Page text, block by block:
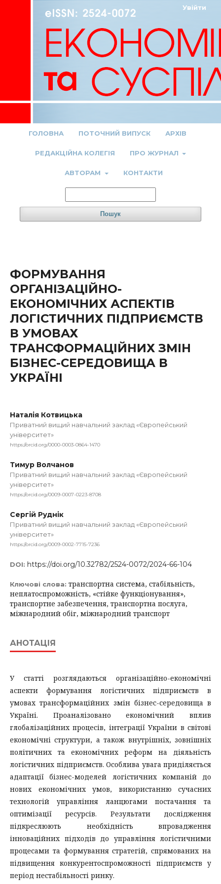
ГОЛОВНА ПОТОЧНИЙ ВИПУСК АРХІВ
РЕДАКЦІЙНА КОЛЕГІЯ ПРО ЖУРНАЛ
АВТОРАМ КОНТАКТИ
Пошук
Увійти
ФОРМУВАННЯ
ОРГАНІЗАЦІЙНО-
ЕКОНОМІЧНИХ АСПЕКТІВ
ЛОГІСТИЧНИХ ПІДПРИЄМСТВ
В УМОВАХ
ТРАНСФОРМАЦІЙНИХ ЗМІН
БІЗНЕС-СЕРЕДОВИЩА В
УКРАЇНІ
Наталія Котвицька
Приватний вищий навчальний заклад «Європейський
університет»
https://orcid.org/0000-0003-0864-1470
Тимур Волчанов
Приватний вищий навчальний заклад «Європейський
університет»
https://orcid.org/0009-0007-0223-8708
Сергій Руднік
Приватний вищий навчальний заклад «Європейський
університет»
https://orcid.org/0009-0002-7715-7236
DOI: https://doi.org/10.32782/2524-0072/2024-66-104
Ключові слова: транспортна система, стабільність,
неплатоспроможність, «стійке функціонування»,
транспортне забезпечення, транспортна послуга,
міжнародний обіг, міжнародний транспорт
АНОТАЦІЯ
У статті розглядаються організаційно-економічні
аспекти формування логістичних підприємств в
умовах трансформаційних змін бізнес-середовища в
Україні. Проаналізовано економічний вплив
глобалізаційних процесів, інтеграції України в світові
економічні структури, а також внутрішніх, зовнішніх
політичних та економічних реформ на діяльність
логістичних підприємств. Особлива увага приділяється
адаптації бізнес-моделей логістичних компаній до
нових економічних умов, використанню сучасних
технологій управління ланцюгами постачання та
оптимізації ресурсів. Результати дослідження
підкреслюють необхідність впровадження
інноваційних підходів до управління логістичними
процесами та формування стратегій, спрямованих на
підвищення конкурентоспроможності підприємств у
період нестабільності ринку.